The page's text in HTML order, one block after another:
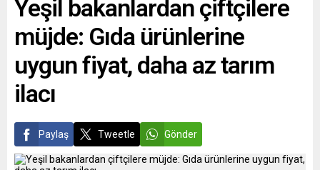
Yeşil bakanlardan çiftçilere
müjde: Gıda ürünlerine
uygun fiyat, daha az tarım
ilacı
Paylaş Tweetle Gönder